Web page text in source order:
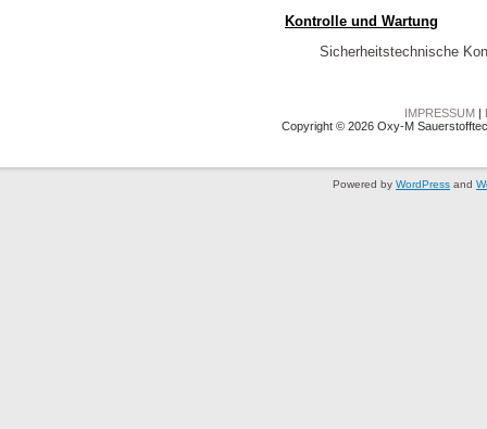
Kontrolle und Wartung
Sicherheitstechnische
IMPRESSUM |
Copyright © 2026 Oxy-M
Powered by WordPress and